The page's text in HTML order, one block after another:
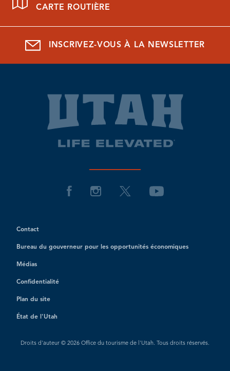
CARTE ROUTIÈRE
INSCRIVEZ-VOUS À LA NEWSLETTER
Contact
Bureau du gouverneur pour les opportunités économiques
Médias
Confidentialité
Plan du site
État de l'Utah
Droits d'auteur © 2026 Office du tourisme de l'Utah. Tous droits réservés.